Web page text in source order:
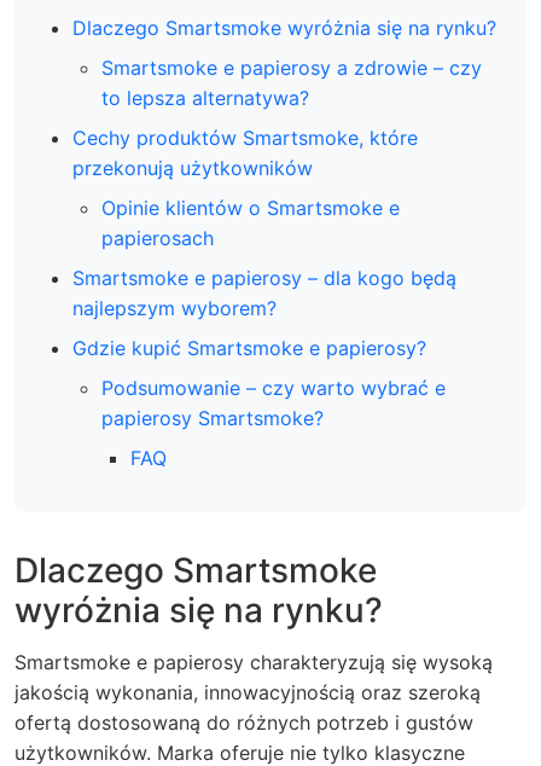
Dlaczego Smartsmoke wyróżnia się na rynku?
Smartsmoke e papierosy a zdrowie – czy
to lepsza alternatywa?
Cechy produktów Smartsmoke, które
przekonują użytkowników
Opinie klientów o Smartsmoke e
papierosach
Smartsmoke e papierosy – dla kogo będą
najlepszym wyborem?
Gdzie kupić Smartsmoke e papierosy?
Podsumowanie – czy warto wybrać e
papierosy Smartsmoke?
FAQ
Dlaczego Smartsmoke
wyróżnia się na rynku?
Smartsmoke e papierosy charakteryzują się wysoką
jakością wykonania, innowacyjnością oraz szeroką
ofertą dostosowaną do różnych potrzeb i gustów
użytkowników. Marka oferuje nie tylko klasyczne